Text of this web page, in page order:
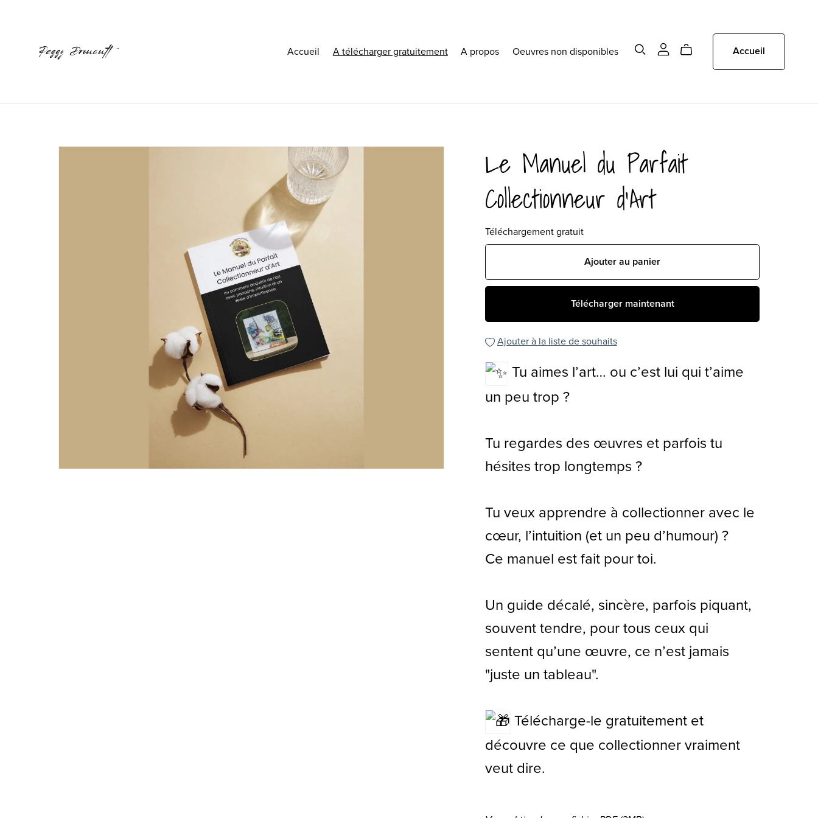
Accueil A télécharger gratuitement A propos Oeuvres non disponibles Accueil
Le Manuel du Parfait
Collectionneur d'Art
Téléchargement gratuit
Ajouter au panier
Télécharger maintenant
Ajouter à la liste de souhaits
Tu aimes l’art… ou c’est lui qui t’aime
un peu trop ?
Tu regardes des œuvres et parfois tu
hésites trop longtemps ?
Tu veux apprendre à collectionner avec le
cœur, l’intuition (et un peu d’humour) ?
Ce manuel est fait pour toi.
Un guide décalé, sincère, parfois piquant,
souvent tendre, pour tous ceux qui
sentent qu’une œuvre, ce n’est jamais
"juste un tableau".
Télécharge-le gratuitement et
découvre ce que collectionner vraiment
veut dire.